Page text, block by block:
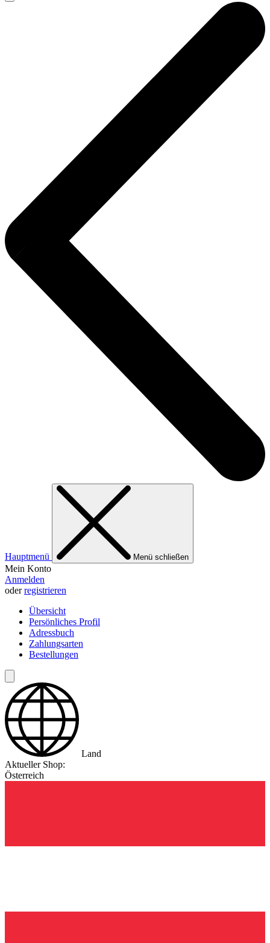
Hauptmenü Menü schließen
Mein Konto
Anmelden
oderregistrieren
Übersicht
Persönliches Profil
Adressbuch
Zahlungsarten
Bestellungen
Land
Aktueller Shop:
Österreich